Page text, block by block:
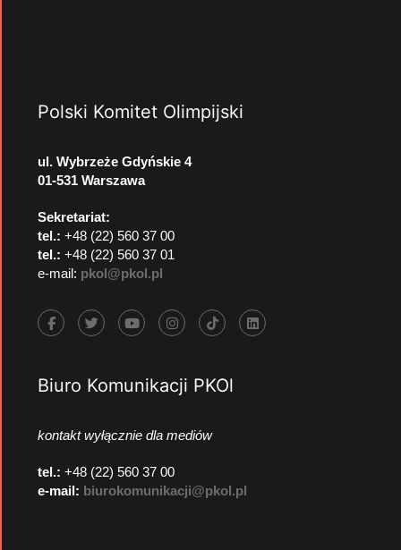
Polski Komitet Olimpijski
ul. Wybrzeże Gdyńskie 4
01-531 Warszawa
Sekretariat:
tel.: +48 (22) 560 37 00
tel.: +48 (22) 560 37 01
e-mail: pkol@pkol.pl
Biuro Komunikacji PKOl
kontakt wyłącznie dla mediów
tel.: +48 (22) 560 37 00
e-mail: biurokomunikacji@pkol.pl